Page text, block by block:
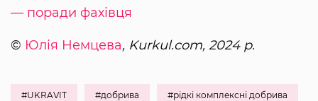
— поради фахівця
© Юлія Немцева, Kurkul.com, 2024 р.
#UKRAVIT #добрива #рідкі комплексні добрива